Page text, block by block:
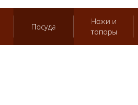
Посуда
Ножи и
топоры